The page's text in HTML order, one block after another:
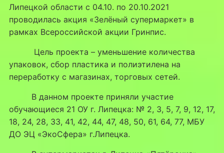
Липецкой области с 04.10. по 20.10.2021
проводилась акция «Зелёный супермаркет» в
рамках Всероссийской акции Гринпис.
Цель проекта – уменьшение количества
упаковок, сбор пластика и полиэтилена на
переработку с магазинах, торговых сетей.
В данном проекте приняли участие
обучающиеся 21 ОУ г. Липецка: № 2, 3, 5, 7, 9, 12, 17,
18, 24, 28, 33, 41, 42, 44, 47, 48, 50, 61, 64, 77, МБУ
ДО ЭЦ «ЭкоСфера» г.Липецка.